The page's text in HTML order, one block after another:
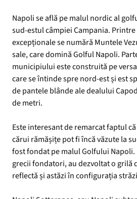
Napoli se află pe malul nordic al
sud-estul câmpiei Campania.
excepționale se numără Muntele
sale, care domină Golful Napoli.
municipiului este construită pe
care se întinde spre nord-est și est
de pantele blânde ale dealului
de metri.
Este interesant de remarcat faptul
cărui rămășițe pot fi încă văzute la
fost fondat pe malul Golfului
grecii fondatori, au dezvoltat o grilă
reflectă și astăzi în configurația